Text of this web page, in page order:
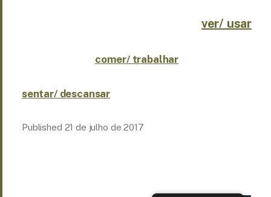
ver/ usar
comer/ trabalhar
sentar/ descansar
Published 21 de julho de 2017